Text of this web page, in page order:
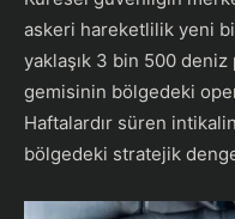
askeri hareketlilik yeni
yaklaşık 3 bin 500 deniz
gemisinin bölgedeki
Haftalardır süren
bölgedeki stratejik